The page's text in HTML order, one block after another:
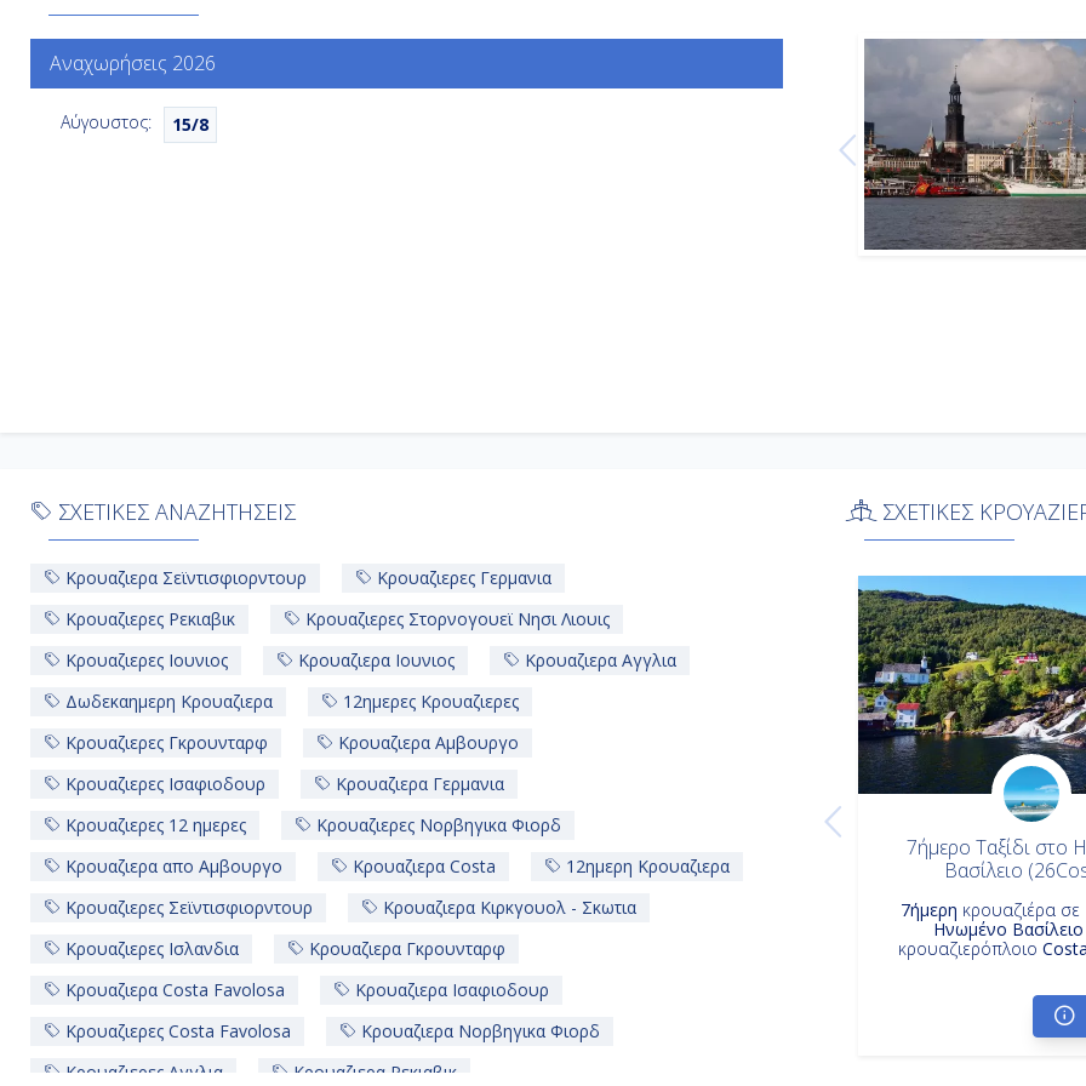
Αναχωρήσεις 2026
Αύγουστος: 15/8
ΣΧΕΤΙΚΕΣ ΑΝΑΖΗΤΗΣΕΙΣ
Κρουαζιερα Σεϊντισφιορντουρ
Κρουαζιερες Γερμανια
Κρουαζιερες Ρεκιαβικ
Κρουαζιερες Στορνογουεϊ Νησι Λιουις
Κρουαζιερες Ιουνιος
Κρουαζιερα Ιουνιος
Κρουαζιερα Αγγλια
Δωδεκαημερη Κρουαζιερα
12ημερες Κρουαζιερες
Κρουαζιερες Γκρουνταρφ
Κρουαζιερα Αμβουργο
Κρουαζιερες Ισαφιοδουρ
Κρουαζιερα Γερμανια
Κρουαζιερες 12 ημερες
Κρουαζιερες Νορβηγικα Φιορδ
Κρουαζιερα απο Αμβουργο
Κρουαζιερα Costa
12ημερη Κρουαζιερα
Κρουαζιερες Σεϊντισφιορντουρ
Κρουαζιερα Κιρκγουολ - Σκωτια
Κρουαζιερες Ισλανδια
Κρουαζιερα Γκρουνταρφ
Κρουαζιερα Costa Favolosa
Κρουαζιερα Ισαφιοδουρ
Κρουαζιερες Costa Favolosa
Κρουαζιερα Νορβηγικα Φιορδ
Κρουαζιερες Αγγλια
Κρουαζιερα Ρεκιαβικ
ΣΧΕΤΙΚΕΣ
7ήμερο Ταξίδι στο
Βασίλειο
7ήμερη κρουαζιέρα σε
Ηνωμένο Βασίλειο
κρουαζιερόπλοιο